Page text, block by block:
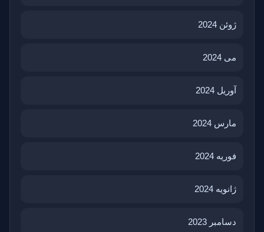
ژوئن 2024
می 2024
آوریل 2024
مارس 2024
فوریه 2024
ژانویه 2024
دسامبر 2023